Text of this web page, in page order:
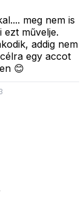
meg nem is
művelje.
addig nem
egy accot
😊